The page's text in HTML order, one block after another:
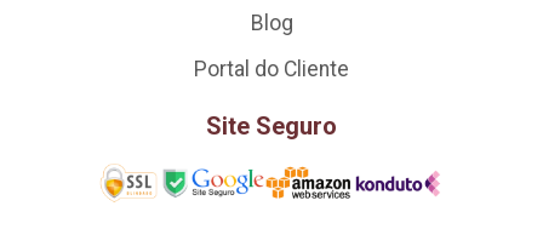
Blog
Portal do Cliente
Site Seguro